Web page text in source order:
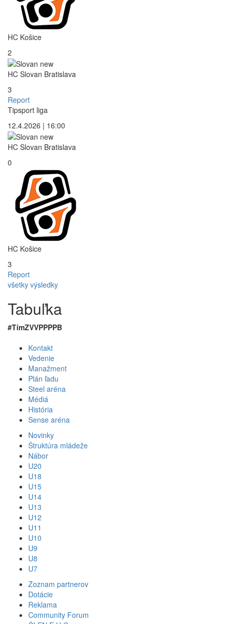
HC Košice
2
HC Slovan Bratislava
3
Report
Tipsport liga
12.4.2026 | 16:00
HC Slovan Bratislava
0
HC Košice
3
Report
všetky výsledky
Tabuľka
#TímZVVPPPPB
Kontakt
Vedenie
Manažment
Plán ľadu
Steel aréna
Médiá
História
Sense aréna
Novinky
Štruktúra mládeže
Nábor
U20
U18
U15
U14
U13
U12
U11
U10
U9
U8
U7
Zoznam partnerov
Dotácie
Reklama
Community Forum